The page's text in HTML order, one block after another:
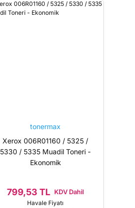
tonermax
Xerox 006R01160 / 5325 /
5330 / 5335 Muadil Toneri -
Ekonomik
799,53 TL KDV Dahil
Havale Fiyatı